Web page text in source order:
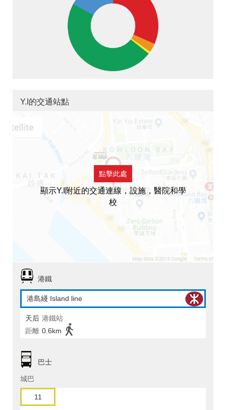
Y.I的交通站點
點擊此處
顯示Y.I附近的交通連線，設施，醫院和學
校
港鐵
港島綫 Island line
天后 港鐵站
距離 0.6km
巴士
城巴
11